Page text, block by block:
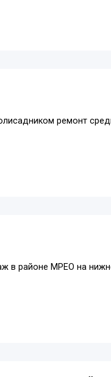
ремонт
в районе МРЕО на